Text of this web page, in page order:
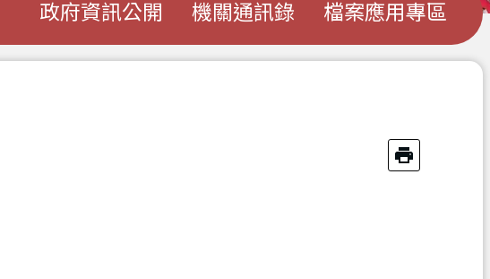
政府資訊公開 機關通訊錄 檔案應用專區